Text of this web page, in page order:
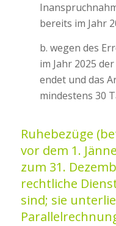
bereits im Jahr
b. wegen des
im Jahr 2025
endet und das
mindestens 30
Ruhebezüge
vor dem 1.
zum 31.
rechtliche
sind; sie